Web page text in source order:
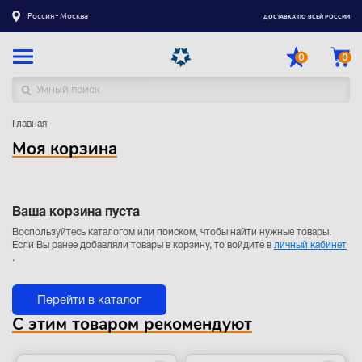
Россия - Москва ДОСТАВКА ПО ВСЕЙ РОССИИ
0 0
Каталог товаров
Оплата
Гарантия
Контакты
Акции
Оптовым и корпоративным клиентам
Главная
Моя корзина
Ваша корзина пуста
Воспользуйтесь каталогом или поиском, чтобы найти нужные товары.
Если Вы ранее добавляли товары в корзину, то войдите в личный кабинет
.
Перейти в каталог
С этим товаром рекомендуют